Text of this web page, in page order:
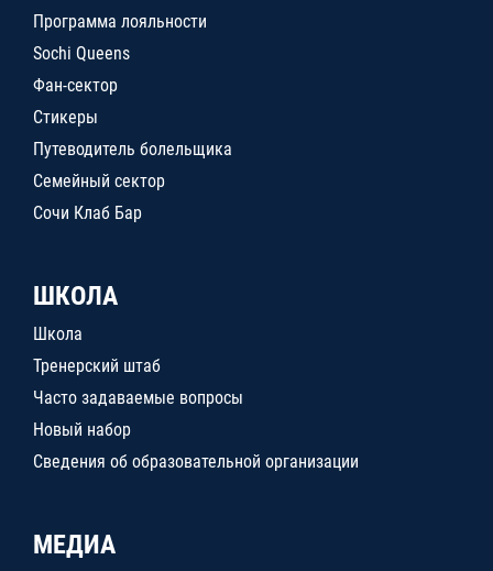
Программа лояльности
Sochi Queens
Фан-сектор
Стикеры
Путеводитель болельщика
Семейный сектор
Сочи Клаб Бар
ШКОЛА
Школа
Тренерский штаб
Часто задаваемые вопросы
Новый набор
Сведения об образовательной организации
МЕДИА